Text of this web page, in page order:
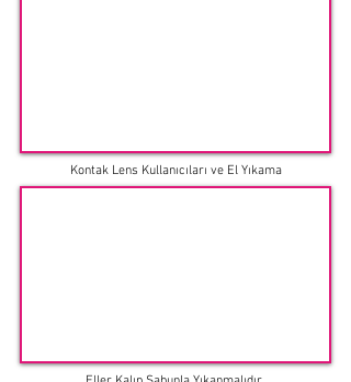
Kontak Lens Kullanıcıları ve El Yıkama